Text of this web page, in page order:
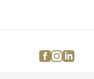
Tueur de mouches
facebook